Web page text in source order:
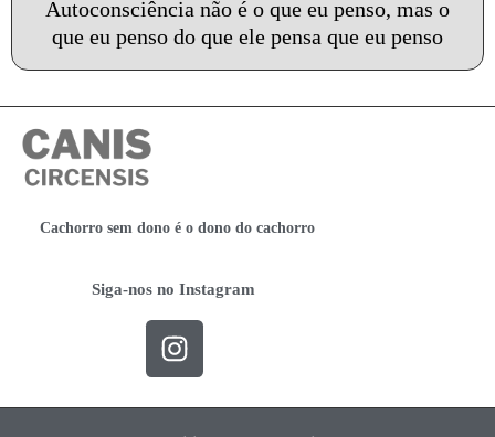
Autoconsciência não é o que eu penso, mas o
que eu penso do que ele pensa que eu penso
Cachorro sem dono é o dono do cachorro
Siga-nos no Instagram